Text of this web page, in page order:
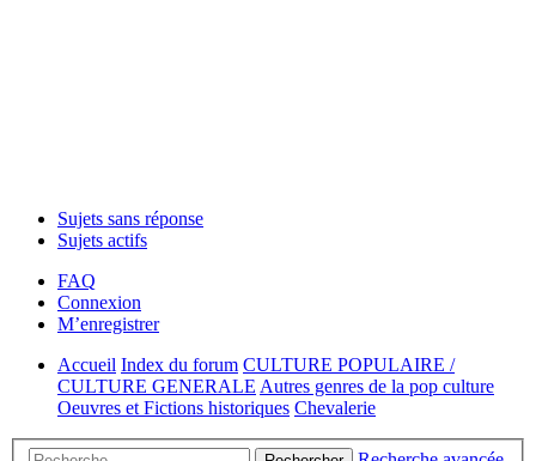
Sujets sans réponse
Sujets actifs
FAQ
Connexion
M’enregistrer
Accueil Index du forum CULTURE POPULAIRE /
CULTURE GENERALE Autres genres de la pop culture
Oeuvres et Fictions historiques Chevalerie